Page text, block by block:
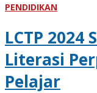
PENDIDIKAN
LCTP
Literasi
Pelajar